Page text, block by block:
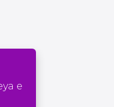
e